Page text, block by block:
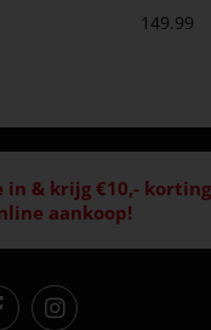
149.99
in & krijg €10,-
aankoop!